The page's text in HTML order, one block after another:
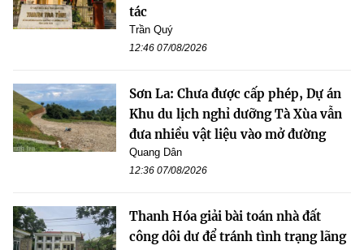
tác
Trần Quý
12:46 07/08/2026
Sơn La: Chưa được cấp phép, Dự án
Khu du lịch nghỉ dưỡng Tà Xùa vẫn
đưa nhiều vật liệu vào mở đường
Quang Dân
12:36 07/08/2026
Thanh Hóa giải bài toán nhà đất
công dôi dư để tránh tình trạng lãng